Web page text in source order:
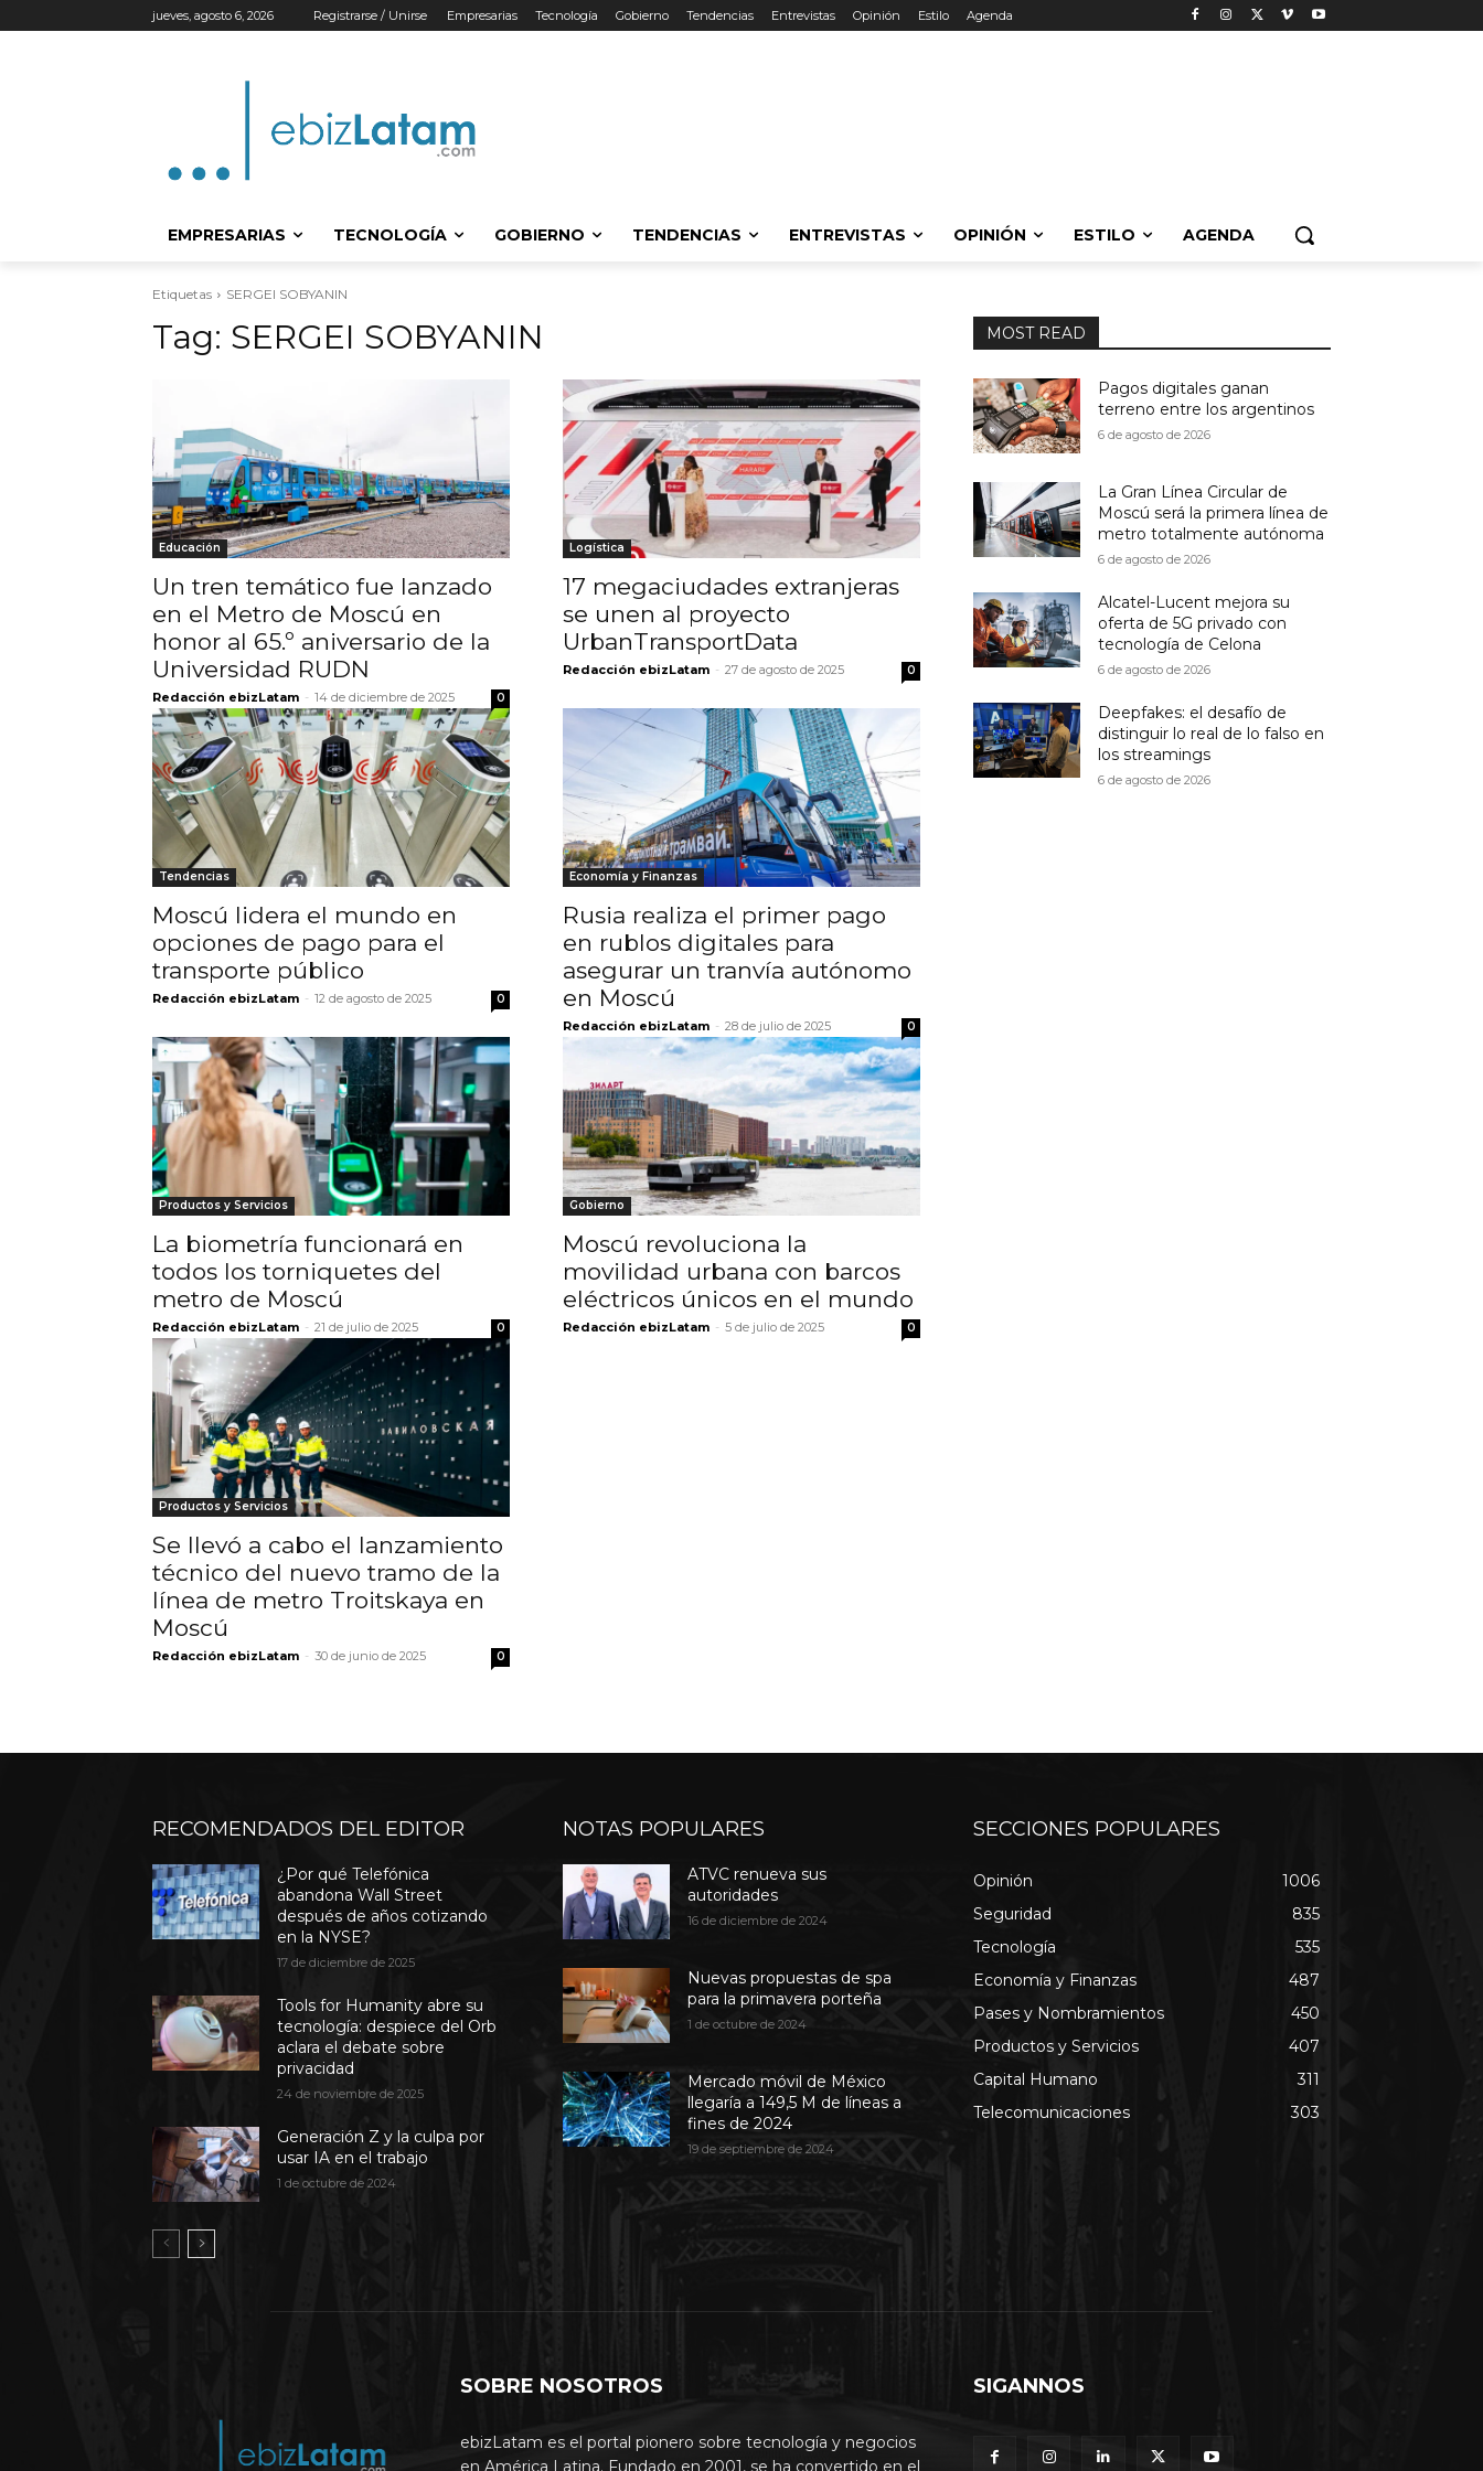
jueves, agosto 6, 2026 Registrarse / Unirse Empresarias Tecnología Gobierno Tendencias Entrevistas Opinión Estilo Agenda
EMPRESARIAS TECNOLOGÍA GOBIERNO TENDENCIAS ENTREVISTAS OPINIÓN ESTILO AGENDA
Etiquetas SERGEI SOBYANIN
Tag: SERGEI SOBYANIN
Educación
Un tren temático fue lanzado
en el Metro de Moscú en
honor al 65.º aniversario de la
Universidad RUDN
Redacción ebizLatam - 14 de diciembre de 2025 0
Logística
17 megaciudades extranjeras
se unen al proyecto
UrbanTransportData
Redacción ebizLatam - 27 de agosto de 2025 0
Tendencias
Moscú lidera el mundo en
opciones de pago para el
transporte público
Redacción ebizLatam - 12 de agosto de 2025 0
Economía y Finanzas
Rusia realiza el primer pago
en rublos digitales para
asegurar un tranvía autónomo
en Moscú
Redacción ebizLatam - 28 de julio de 2025 0
Productos y Servicios
La biometría funcionará en
todos los torniquetes del
metro de Moscú
Redacción ebizLatam - 21 de julio de 2025 0
Gobierno
Moscú revoluciona la
movilidad urbana con barcos
eléctricos únicos en el mundo
Redacción ebizLatam - 5 de julio de 2025 0
Productos y Servicios
Se llevó a cabo el lanzamiento
técnico del nuevo tramo de la
línea de metro Troitskaya en
Moscú
Redacción ebizLatam - 30 de junio de 2025 0
MOST READ
Pagos digitales ganan
terreno entre los argentinos
6 de agosto de 2026
La Gran Línea Circular de
Moscú será la primera línea de
metro totalmente autónoma
6 de agosto de 2026
Alcatel-Lucent mejora su
oferta de 5G privado con
tecnología de Celona
6 de agosto de 2026
Deepfakes: el desafío de
distinguir lo real de lo falso en
los streamings
6 de agosto de 2026
RECOMENDADOS DEL EDITOR
¿Por qué Telefónica
abandona Wall Street
después de años cotizando
en la NYSE?
17 de diciembre de 2025
Tools for Humanity abre su
tecnología: despiece del Orb
aclara el debate sobre
privacidad
24 de noviembre de 2025
Generación Z y la culpa por
usar IA en el trabajo
1 de octubre de 2024
NOTAS POPULARES
ATVC renueva sus
autoridades
16 de diciembre de 2024
Nuevas propuestas de spa
para la primavera porteña
1 de octubre de 2024
Mercado móvil de México
llegaría a 149,5 M de líneas a
fines de 2024
19 de septiembre de 2024
SECCIONES POPULARES
Opinión
1006
Seguridad
835
Tecnología
535
Economía y Finanzas
487
Pases y Nombramientos
450
Productos y Servicios
407
Capital Humano
311
Telecomunicaciones
303
SOBRE NOSOTROS
ebizLatam es el portal pionero sobre tecnología y negocios
en América Latina. Fundado en 2001, se ha convertido en el
SIGANNOS